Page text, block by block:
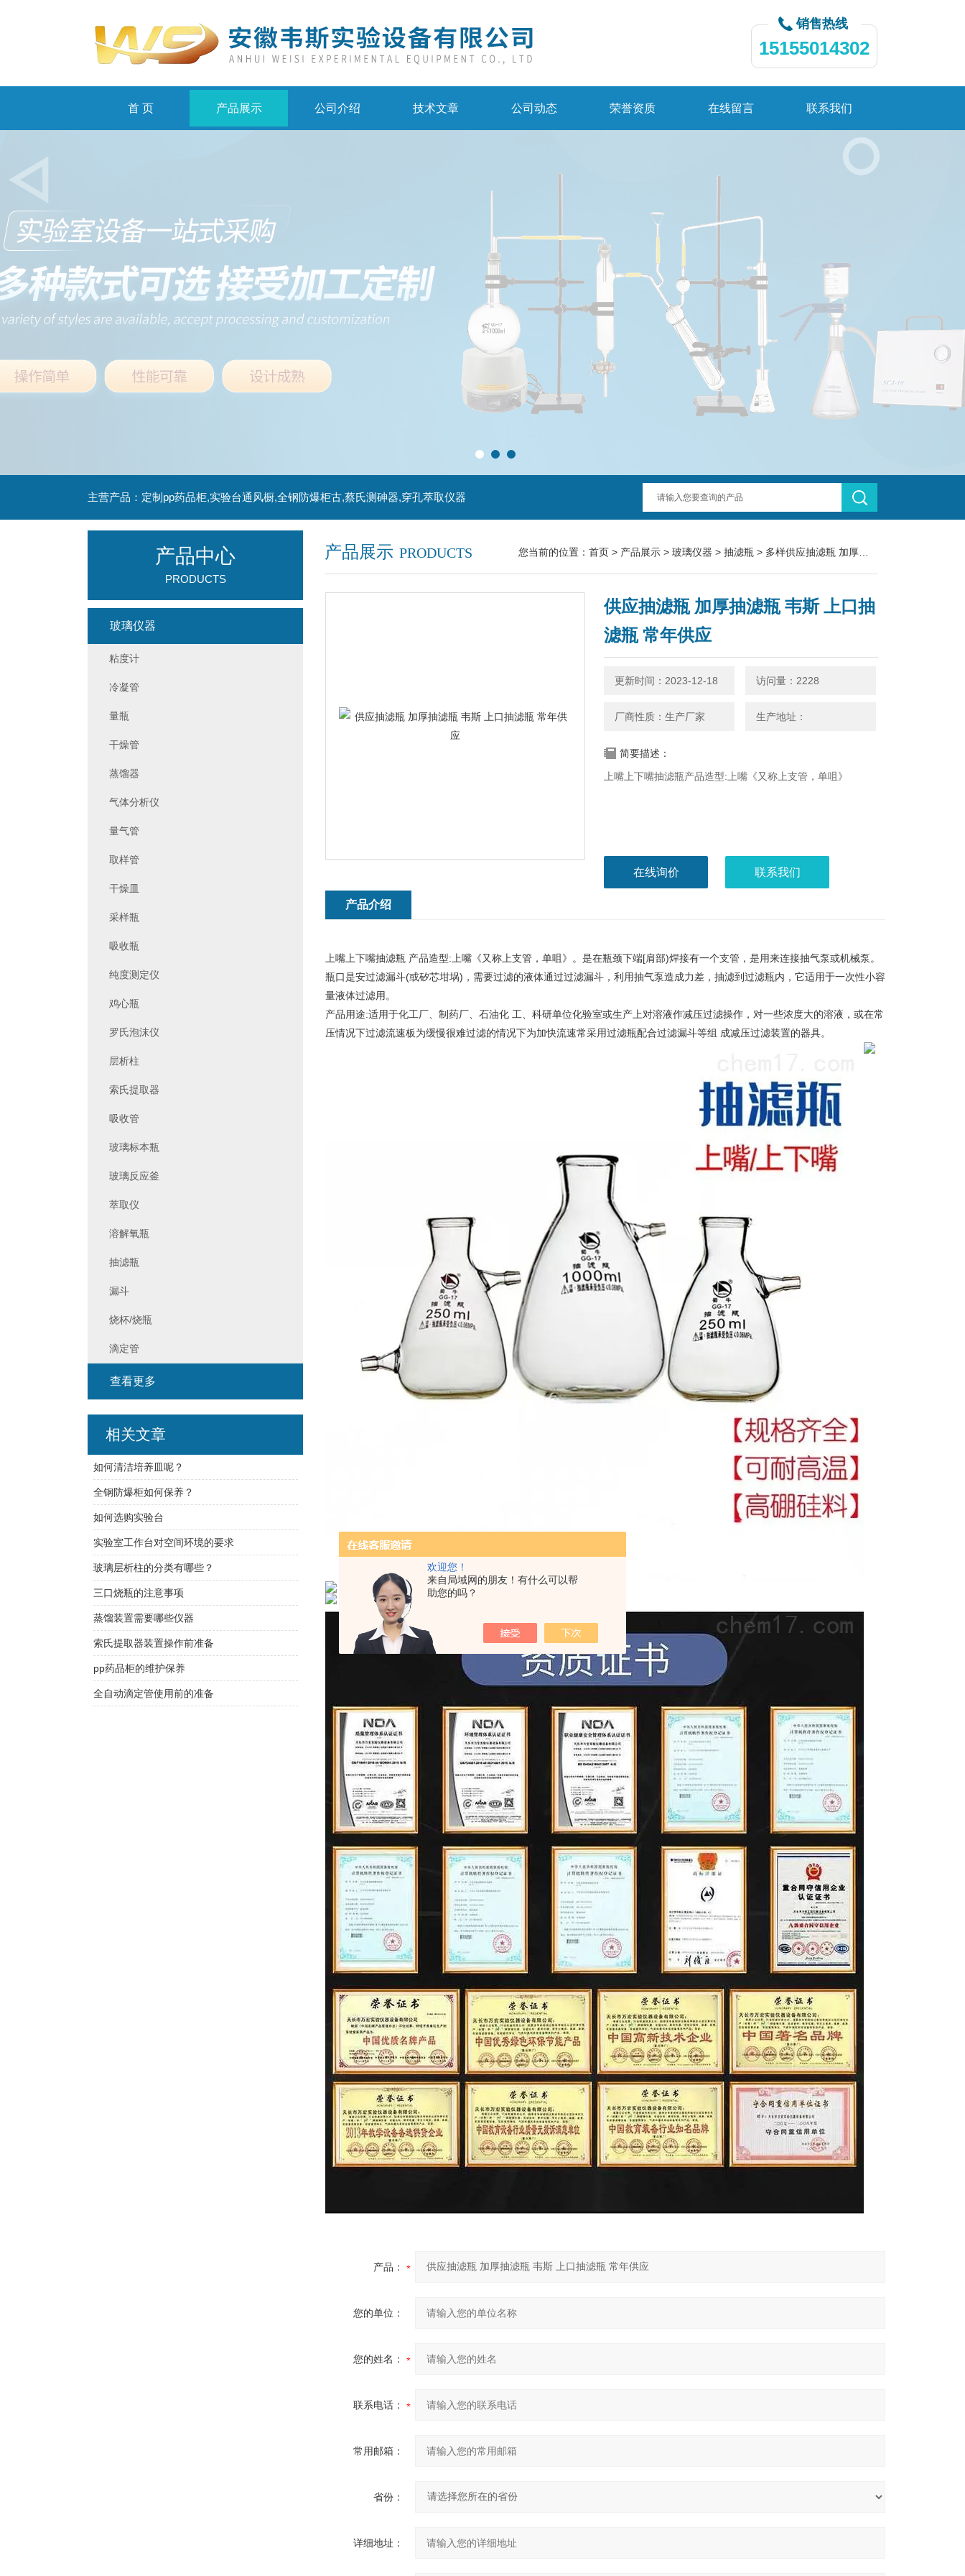
欢迎您！
来自局域网的朋友！有什么可以帮
助您的吗？
销售热线
15155014302
首 页 产品展示 公司介绍 技术文章 公司动态 荣誉资质 在线留言 联系我们
主营产品：定制pp药品柜,实验台通风橱,全钢防爆柜古,蔡氏测砷器,穿孔萃取仪器
产品展示 PRODUCTS 您当前的位置： 首页 > 产品展示 > 玻璃仪器 > 抽滤瓶 > 多样供应抽滤瓶 加厚抽滤瓶 韦斯 上口抽滤瓶 常年供应
供应抽滤瓶 加厚抽滤瓶 韦斯 上口抽
滤瓶 常年供应
更新时间：2023-12-18 访问量：2228
厂商性质：生产厂家 生产地址：
简要描述：
上嘴上下嘴抽滤瓶产品造型:上嘴《又称上支管，单咀》
在线询价 联系我们
产品介绍
上嘴上下嘴抽滤瓶 产品造型:上嘴《又称上支管，单咀》。是在瓶颈下端[肩部)焊接有一个支管，是用来连接抽气泵或机械泵。
瓶口是安过滤漏斗(或矽芯坩埚)，需要过滤的液体通过过滤漏斗，利用抽气泵造成力差，抽滤到过滤瓶内，它适用于一次性小容
量液体过滤用。
产品用途:适用于化工厂、制药厂、石油化 工、科研单位化验室或生产上对溶液作减压过滤操作，对一些浓度大的溶液，或在常
压情况下过滤流速板为缓慢很难过滤的情况下为加快流速常采用过滤瓶配合过滤漏斗等组 成减压过滤装置的器具。
产品：
您的单位：
您的姓名：
联系电话：
常用邮箱：
省份：
详细地址：
产品中心
PRODUCTS
玻璃仪器
粘度计
冷凝管
量瓶
干燥管
蒸馏器
气体分析仪
量气管
取样管
干燥皿
采样瓶
吸收瓶
纯度测定仪
鸡心瓶
罗氏泡沫仪
层析柱
索氏提取器
吸收管
玻璃标本瓶
玻璃反应釜
萃取仪
溶解氧瓶
抽滤瓶
漏斗
烧杯/烧瓶
滴定管
查看更多
相关文章
如何清洁培养皿呢？
全钢防爆柜如何保养？
如何选购实验台
实验室工作台对空间环境的要求
玻璃层析柱的分类有哪些？
三口烧瓶的注意事项
蒸馏装置需要哪些仪器
索氏提取器装置操作前准备
pp药品柜的维护保养
全自动滴定管使用前的准备